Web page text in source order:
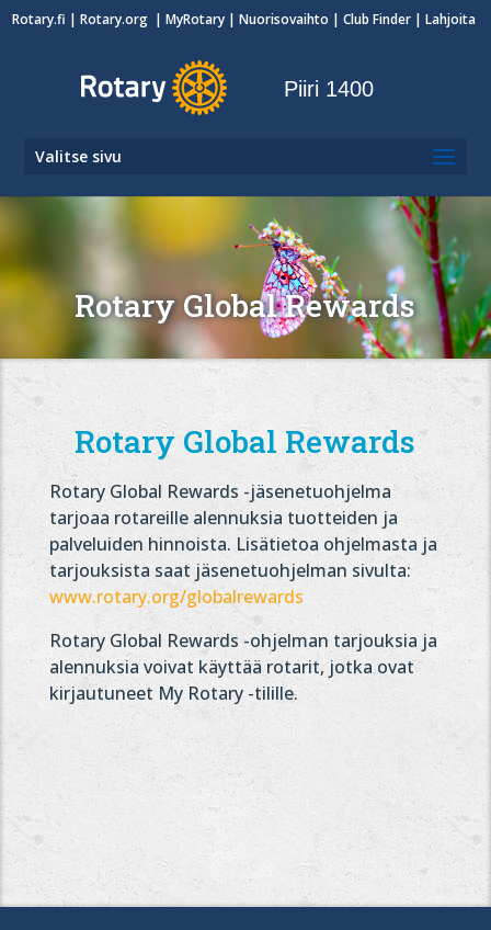
Rotary.fi |Rotary.org |MyRotary |Nuorisovaihto | Club Finder | Lahjoita
Piiri 1400
Valitse sivu
Rotary Global Rewards
Rotary Global Rewards
Rotary Global Rewards -jäsenetuohjelma
tarjoaa rotareille alennuksia tuotteiden ja
palveluiden hinnoista. Lisätietoa ohjelmasta ja
tarjouksista saat jäsenetuohjelman sivulta:
www.rotary.org/globalrewards
Rotary Global Rewards -ohjelman tarjouksia ja
alennuksia voivat käyttää rotarit, jotka ovat
kirjautuneet My Rotary -tilille.